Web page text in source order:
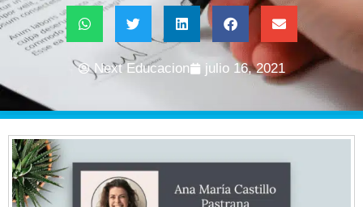
Next Educacion julio 16, 2021